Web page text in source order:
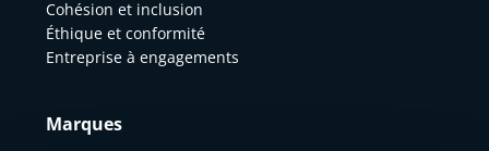
Cohésion et inclusion
Éthique et conformité
Entreprise à engagements
Marques